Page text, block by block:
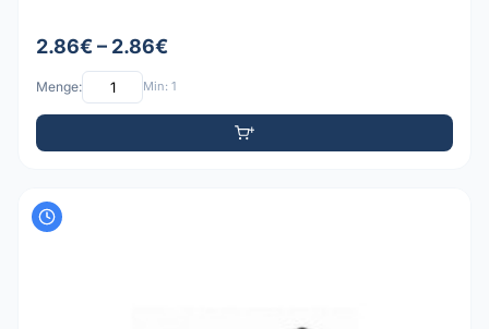
2.86€ – 2.86€
Menge: Min: 1